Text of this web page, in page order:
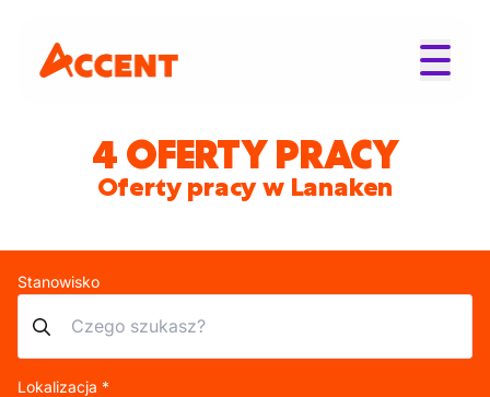
4 OFERTY PRACY
Oferty pracy w Lanaken
Stanowisko
Lokalizacja *